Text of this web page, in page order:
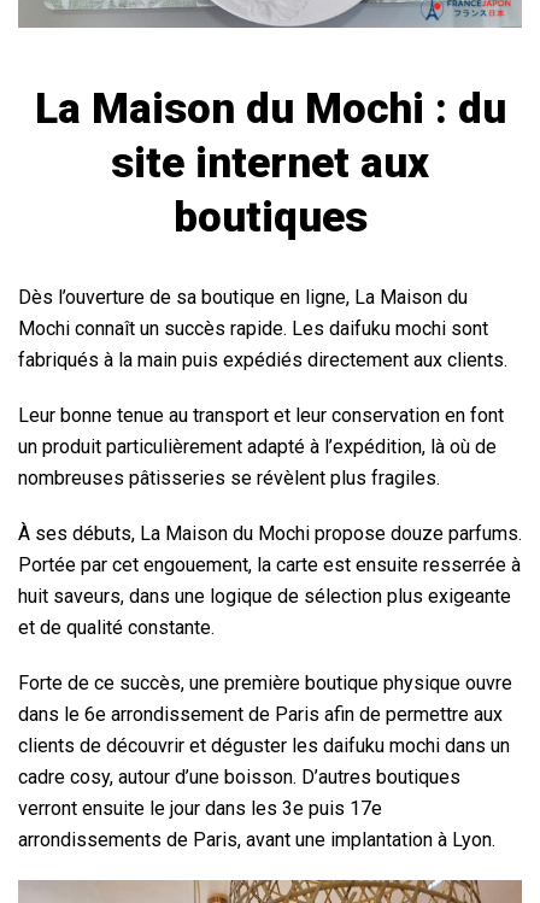
La Maison du Mochi : du
site internet aux
boutiques
Dès l’ouverture de sa boutique en ligne, La Maison du
Mochi connaît un succès rapide. Les daifuku mochi sont
fabriqués à la main puis expédiés directement aux clients.
Leur bonne tenue au transport et leur conservation en font
un produit particulièrement adapté à l’expédition, là où de
nombreuses pâtisseries se révèlent plus fragiles.
À ses débuts, La Maison du Mochi propose douze parfums.
Portée par cet engouement, la carte est ensuite resserrée à
huit saveurs, dans une logique de sélection plus exigeante
et de qualité constante.
Forte de ce succès, une première boutique physique ouvre
dans le 6e arrondissement de Paris afin de permettre aux
clients de découvrir et déguster les daifuku mochi dans un
cadre cosy, autour d’une boisson. D’autres boutiques
verront ensuite le jour dans les 3e puis 17e
arrondissements de Paris, avant une implantation à Lyon.